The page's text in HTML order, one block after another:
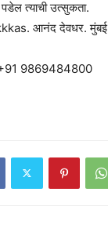
त्याची उत्सुकता.
आनंद देवधर. मुंबई
9869484800